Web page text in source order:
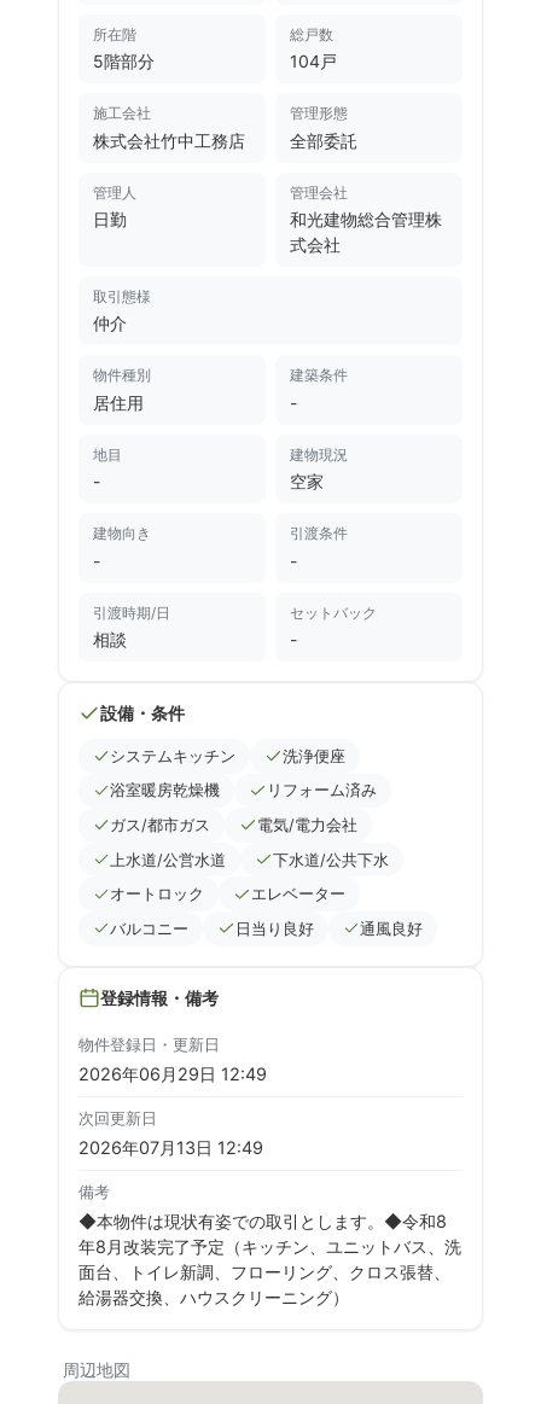
所在階
5階部分
総戸数
104戸
施工会社
株式会社竹中工務店
管理形態
全部委託
管理人
日勤
管理会社
和光建物総合管理株
式会社
取引態様
仲介
物件種別
居住用
建築条件
-
地目
-
建物現況
空家
建物向き
-
引渡条件
-
引渡時期/日
相談
セットバック
-
設備・条件
システムキッチン
洗浄便座
浴室暖房乾燥機
リフォーム済み
ガス/都市ガス
電気/電力会社
上水道/公営水道
下水道/公共下水
オートロック
エレベーター
バルコニー
日当り良好 通風良好
登録情報・備考
物件登録日・更新日
2026年06月29日 12:49
次回更新日
2026年07月13日 12:49
備考
◆本物件は現状有姿での取引とします。◆令和8
年8月改装完了予定（キッチン、ユニットバス、洗
面台、トイレ新調、フローリング、クロス張替、
給湯器交換、ハウスクリーニング）
周辺地図